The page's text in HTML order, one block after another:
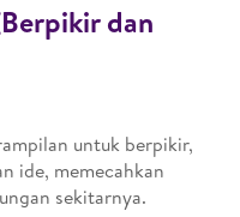
dan
untuk berpikir,
ide, memecahkan
sekitarnya.